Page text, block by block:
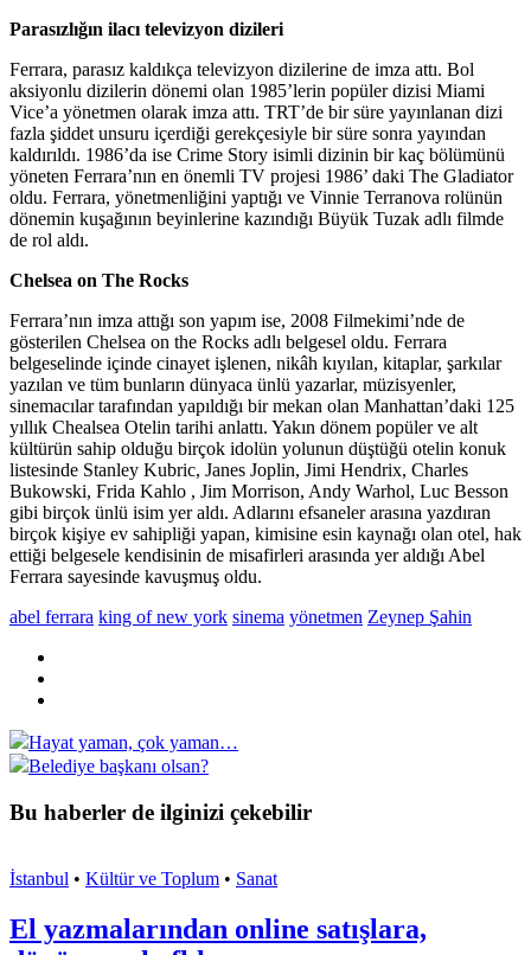
Parasızlığın ilacı televizyon dizileri
Ferrara, parasız kaldıkça televizyon dizilerine de imza attı. Bol
aksiyonlu dizilerin dönemi olan 1985’lerin popüler dizisi Miami
Vice’a yönetmen olarak imza attı. TRT’de bir süre yayınlanan dizi
fazla şiddet unsuru içerdiği gerekçesiyle bir süre sonra yayından
kaldırıldı. 1986’da ise Crime Story isimli dizinin bir kaç bölümünü
yöneten Ferrara’nın en önemli TV projesi 1986’ daki The Gladiator
oldu. Ferrara, yönetmenliğini yaptığı ve Vinnie Terranova rolünün
dönemin kuşağının beyinlerine kazındığı Büyük Tuzak adlı filmde
de rol aldı.
Chelsea on The Rocks
Ferrara’nın imza attığı son yapım ise, 2008 Filmekimi’nde de
gösterilen Chelsea on the Rocks adlı belgesel oldu. Ferrara
belgeselinde içinde cinayet işlenen, nikâh kıyılan, kitaplar, şarkılar
yazılan ve tüm bunların dünyaca ünlü yazarlar, müzisyenler,
sinemacılar tarafından yapıldığı bir mekan olan Manhattan’daki 125
yıllık Chealsea Otelin tarihi anlattı. Yakın dönem popüler ve alt
kültürün sahip olduğu birçok idolün yolunun düştüğü otelin konuk
listesinde Stanley Kubric, Janes Joplin, Jimi Hendrix, Charles
Bukowski, Frida Kahlo , Jim Morrison, Andy Warhol, Luc Besson
gibi birçok ünlü isim yer aldı. Adlarını efsaneler arasına yazdıran
birçok kişiye ev sahipliği yapan, kimisine esin kaynağı olan otel, hak
ettiği belgesele kendisinin de misafirleri arasında yer aldığı Abel
Ferrara sayesinde kavuşmuş oldu.
abel ferrara king of new york sinema yönetmen Zeynep Şahin
Hayat yaman, çok yaman…
Belediye başkanı olsan?
Bu haberler de ilginizi çekebilir
İstanbul • Kültür ve Toplum • Sanat
El yazmalarından online satışlara,